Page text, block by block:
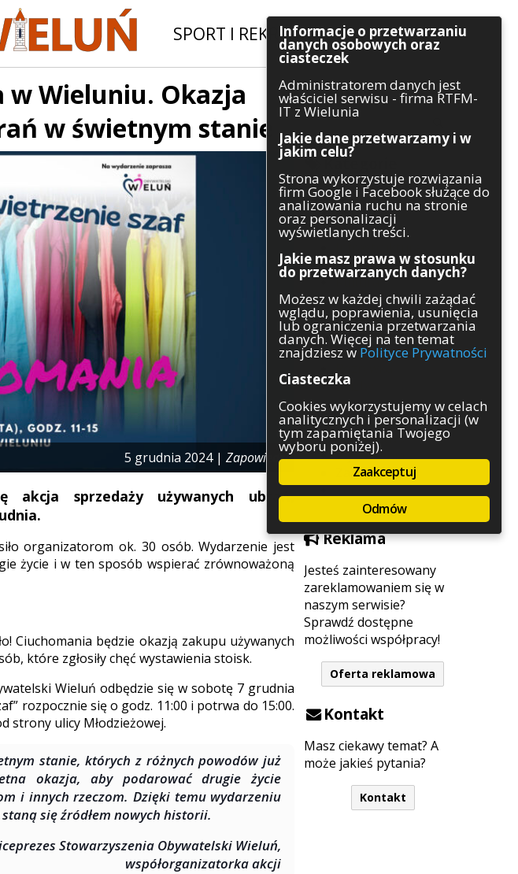
SPORT I REKREACJA|INWESTYCJE
Szukaj
Kategorie
Architektura
Gospodarka
Handel
Komunikaty
Kultura
Polityka
Pozostałe
Psychologia
Rolnictwo
Służby
Sport
Środowisko
Szkolnictwo
Wydarzenia
Zapowiedzi
Zdrowie
Reklama
Jesteś zainteresowany
zareklamowaniem się w
naszym serwisie?
Sprawdź dostępne
możliwości współpracy!
Oferta reklamowa
Kontakt
Masz ciekawy temat? A
może jakieś pytania?
Kontakt
w Wieluniu. Okazja
w świetnym stanie
5 grudnia 2024 |Zapowiedzi
akcja sprzedaży używanych ubrań,
organizatorom ok. 30 osób. Wydarzenie jest
życie i w ten sposób wspierać zrównoważoną
Ciuchomania będzie okazją zakupu używanych
które zgłosiły chęć wystawienia stoisk.
Wieluń odbędzie się w sobotę 7 grudnia
rozpocznie się o godz. 11:00 i potrwa do 15:00.
strony ulicy Młodzieżowej.
stanie, których z różnych powodów już
okazja, aby podarować drugie życie
i innych rzeczom. Dzięki temu wydarzeniu
się źródłem nowych historii.
Stowarzyszenia Obywatelski Wieluń,
współorganizatorka akcji
Informacje o przetwarzaniu
danych osobowych oraz
ciasteczek
Administratorem danych jest
właściciel serwisu - firma RTFM-
IT z Wielunia
Jakie dane przetwarzamy i w
jakim celu?
Strona wykorzystuje rozwiązania
firm Google i Facebook służące do
analizowania ruchu na stronie
oraz personalizacji
wyświetlanych treści.
Jakie masz prawa w stosunku
do przetwarzanych danych?
Możesz w każdej chwili zażądać
wglądu, poprawienia, usunięcia
lub ograniczenia przetwarzania
danych. Więcej na ten temat
znajdziesz w Polityce Prywatności
Ciasteczka
Cookies wykorzystujemy w celach
analitycznych i personalizacji (w
tym zapamiętania Twojego
wyboru poniżej).
Zaakceptuj
Odmów